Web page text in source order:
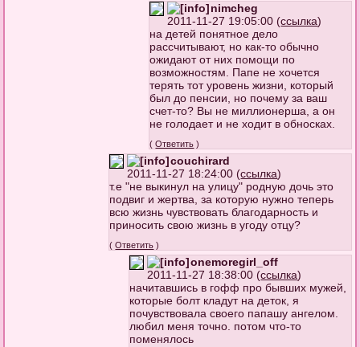
nimcheg
2011-11-27 19:05:00 (ссылка)
на детей понятное дело
рассчитывают, но как-то обычно
ожидают от них помощи по
возможностям. Папе не хочется
терять тот уровень жизни, который
был до пенсии, но почему за ваш
счет-то? Вы не миллионерша, а он
не голодает и не ходит в обносках.
(Ответить )
couchirard
2011-11-27 18:24:00 (ссылка)
т.е "не выкинул на улицу" родную дочь это
подвиг и жертва, за которую нужно теперь
всю жизнь чувствовать благодарность и
приносить свою жизнь в угоду отцу?
(Ответить )
onemoregirl_off
2011-11-27 18:38:00 (ссылка)
начитавшись в гофф про бывших мужей,
которые болт кладут на деток, я
почувствовала своего папашу ангелом.
любил меня точно. потом что-то
поменялось